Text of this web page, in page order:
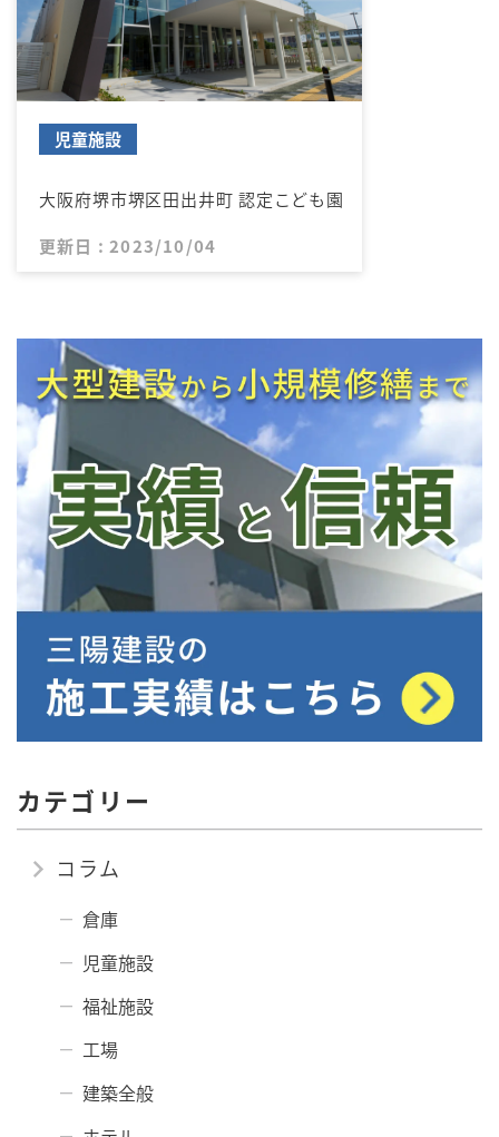
児童施設
大阪府堺市堺区田出井町 認定こども園
更新日 : 2023/10/04
カテゴリー
コラム
倉庫
児童施設
福祉施設
工場
建築全般